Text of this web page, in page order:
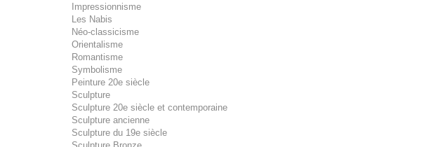
Impressionnisme
Les Nabis
Néo-classicisme
Orientalisme
Romantisme
Symbolisme
Peinture 20e siècle
Sculpture
Sculpture 20e siècle et contemporaine
Sculpture ancienne
Sculpture du 19e siècle